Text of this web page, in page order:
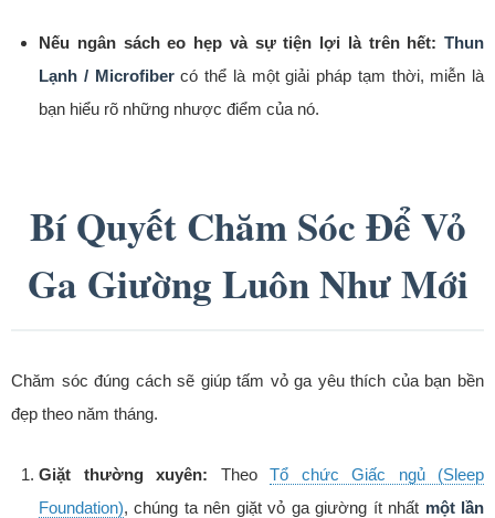
Nếu ngân sách eo hẹp và sự tiện lợi là trên hết: Thun
Lạnh / Microfibercó thể là một giải pháp tạm thời, miễn là
bạn hiểu rõ những nhược điểm của nó.
Bí Quyết Chăm Sóc Để Vỏ
Ga Giường Luôn Như Mới
Chăm sóc đúng cách sẽ giúp tấm vỏ ga yêu thích của bạn bền
đẹp theo năm tháng.
Giặt thường xuyên: Theo Tổ chức Giấc ngủ (Sleep
Foundation), chúng ta nên giặt vỏ ga giường ít nhất một lần